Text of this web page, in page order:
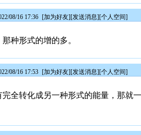
08/16 17:36 [加为好友][发送消息][个人空间]
种形式的增的多。
08/16 17:53 [加为好友][发送消息][个人空间]
完全转化成另一种形式的能量，那